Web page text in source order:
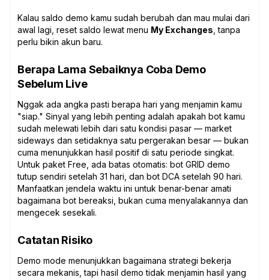
Kalau saldo demo kamu sudah berubah dan mau mulai dari
awal lagi, reset saldo lewat menu My Exchanges , tanpa
perlu bikin akun baru.
Berapa Lama Sebaiknya Coba Demo
Sebelum Live
Nggak ada angka pasti berapa hari yang menjamin kamu
"siap." Sinyal yang lebih penting adalah apakah bot kamu
sudah melewati lebih dari satu kondisi pasar — market
sideways dan setidaknya satu pergerakan besar — bukan
cuma menunjukkan hasil positif di satu periode singkat.
Untuk paket Free, ada batas otomatis: bot GRID demo
tutup sendiri setelah 31 hari, dan bot DCA setelah 90 hari.
Manfaatkan jendela waktu ini untuk benar-benar amati
bagaimana bot bereaksi, bukan cuma menyalakannya dan
mengecek sesekali.
Catatan Risiko
Demo mode menunjukkan bagaimana strategi bekerja
secara mekanis, tapi hasil demo tidak menjamin hasil yang